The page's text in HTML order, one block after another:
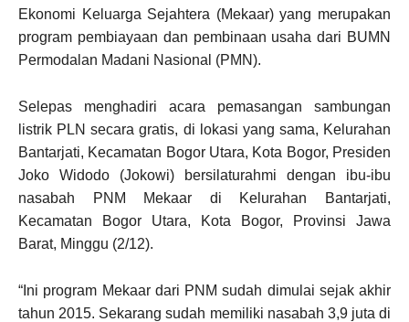
Ekonomi Keluarga Sejahtera (Mekaar) yang merupakan
program pembiayaan dan pembinaan usaha dari BUMN
Permodalan Madani Nasional (PMN).
Selepas menghadiri acara pemasangan sambungan
listrik PLN secara gratis, di lokasi yang sama, Kelurahan
Bantarjati, Kecamatan Bogor Utara, Kota Bogor, Presiden
Joko Widodo (Jokowi) bersilaturahmi dengan ibu-ibu
nasabah PNM Mekaar di Kelurahan Bantarjati,
Kecamatan Bogor Utara, Kota Bogor, Provinsi Jawa
Barat, Minggu (2/12).
“Ini program Mekaar dari PNM sudah dimulai sejak akhir
tahun 2015. Sekarang sudah memiliki nasabah 3,9 juta di